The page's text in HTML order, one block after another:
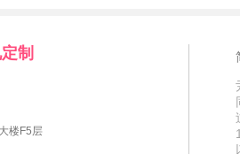
制
楼F5层